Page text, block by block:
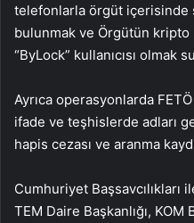
telefonlarla örgüt içerisinde
bulunmak ve Örgütün kripto
“ByLock” kullanıcısı olmak
Ayrıca operasyonlarda
ifade ve teşhislerde adları
hapis cezası ve aranma
Cumhuriyet
TEM Daire Başkanlığı, KOM